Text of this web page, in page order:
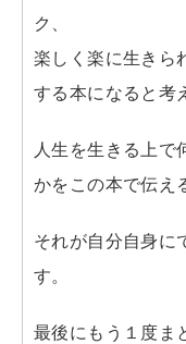
ク、
楽しく楽に生きら
する本になると考
人生を生きる上で
かをこの本で伝え
それが自分自身に
す。
最後にもう１度ま